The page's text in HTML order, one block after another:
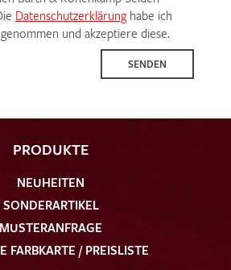
Datenschutzerklärunghabe ich
und akzeptiere diese.
SENDEN
PRODUKTE
NEUHEITEN
SONDERARTIKEL
MUSTERANFRAGE
FARBKARTE / PREISLISTE